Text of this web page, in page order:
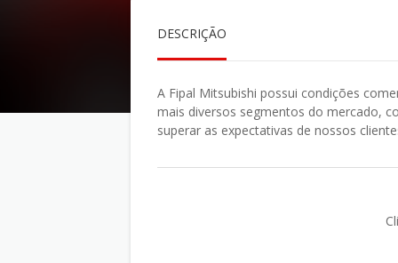
DESCRIÇÃO
A Fipal Mitsubishi possui condições
mais diversos segmentos do mercado,
superar as expectativas de nossos